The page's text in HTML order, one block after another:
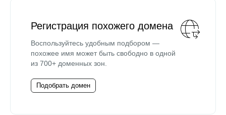
Регистрация похожего домена
Воспользуйтесь удобным подбором —
похожее имя может быть свободно в одной
из 700+ доменных зон.
Подобрать домен